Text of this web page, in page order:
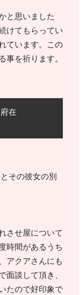
と思いました
けてもらってい
ています。この
事を祈ります。
在
その彼女の別
させ屋について
時間があるうち
アクアさんにも
面談して頂き、
たので好印象で